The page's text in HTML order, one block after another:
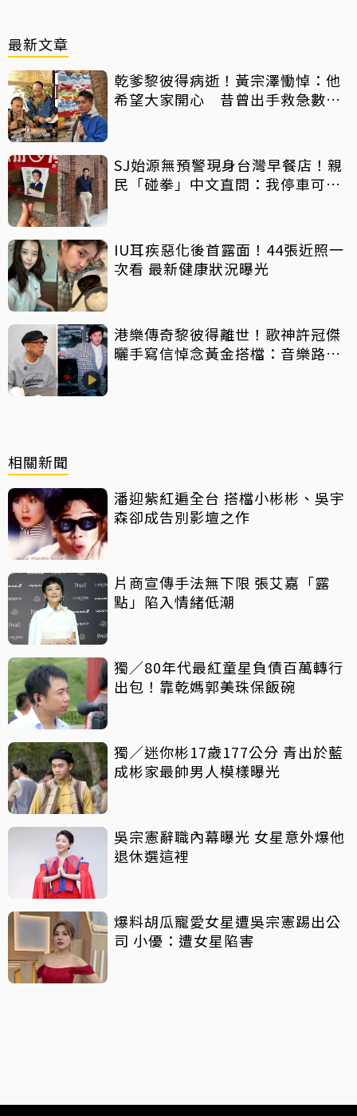
最新文章
乾爹黎彼得病逝！黃宗澤慟悼：他
希望大家開心 昔曾出手救急數十
SJ始源無預警現身台灣早餐店！親
民「碰拳」中文直問：我停車可以
IU耳疾惡化後首露面！44張近照一
次看 最新健康狀況曝光
港樂傳奇黎彼得離世！歌神許冠傑
曬手寫信悼念黃金搭檔：音樂路上
相關新聞
潘迎紫紅遍全台 搭檔小彬彬、吳宇
森卻成告別影壇之作
片商宣傳手法無下限 張艾嘉「露
點」陷入情緒低潮
獨／80年代最紅童星負債百萬轉行
出包！靠乾媽郭美珠保飯碗
獨／迷你彬17歲177公分 青出於藍
成彬家最帥男人模樣曝光
吳宗憲辭職內幕曝光 女星意外爆他
退休選這裡
爆料胡瓜寵愛女星遭吳宗憲踢出公
司 小優：遭女星陷害